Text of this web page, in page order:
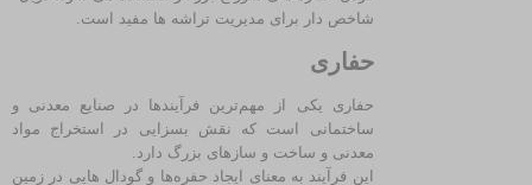
شاخص دار برای مدیریت تراشه ها مفید است.
حفاری
حفاری یکی از مهم‌ترین فرآیندها در صنایع معدنی و
ساختمانی است که نقش بسزایی در استخراج مواد
معدنی و ساخت و سازهای بزرگ دارد.
این فرآیند به معنای ایجاد حفره‌ها و گودال‌ هایی در زمین